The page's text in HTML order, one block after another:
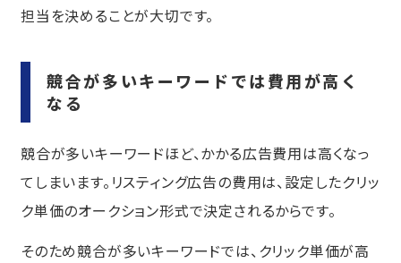
担当を決めることが大切です。
競合が多いキーワードでは費用が高く
なる
競合が多いキーワードほど、かかる広告費用は高くなっ
てしまいます。リスティング広告の費用は、設定したクリッ
ク単価のオークション形式で決定されるからです。
そのため競合が多いキーワードでは、クリック単価が高